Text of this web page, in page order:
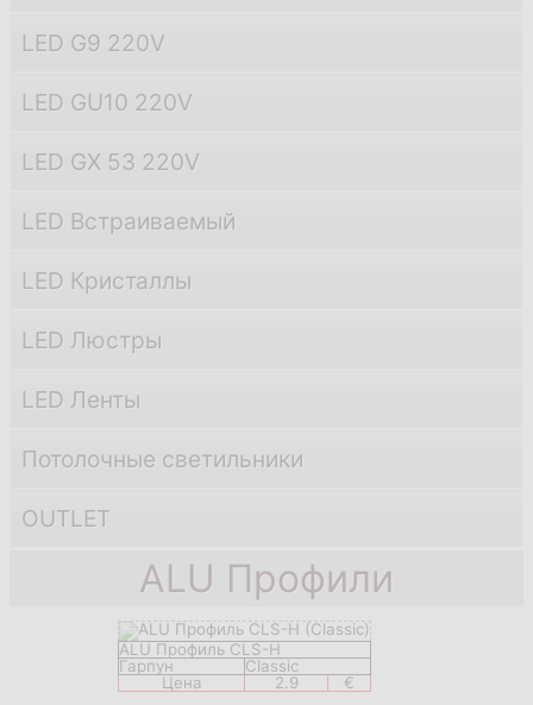
LED G9 220V
LED GU10 220V
LED GX 53 220V
LED Встраиваемый
LED Кристаллы
LED Люстры
LED Ленты
Потолочные светильники
OUTLET
ALU Профили
ALU Профиль CLS-H
Гарпун
Classic
Цена
2.9 €